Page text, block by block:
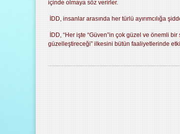
içinde olmaya söz verirler.
İDD, insanlar arasında her türlü ayırımcılığa
İDD, “Her işte “Güven”in çok güzel ve önemli
güzelleştireceği” ilkesini bütün faaliyetlerinde